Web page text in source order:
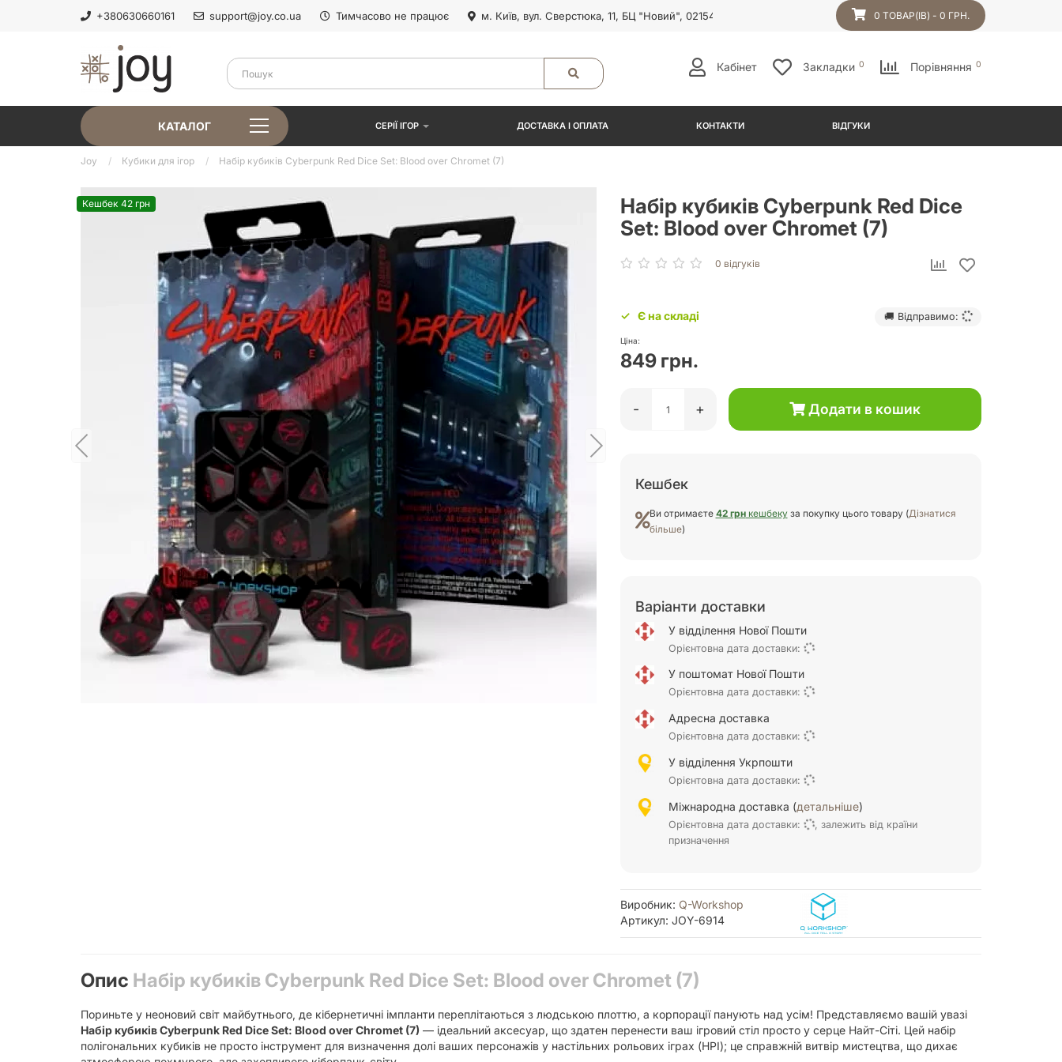
+380630660161 support@joy.co.ua Тимчасово не працює м. Київ, вул. Сверстюка, 11, БЦ "Новий", 02154 0 ТОВАР(ІВ) - 0 ГРН.
Кабінет Закладки 0 Порівняння 0
КАТАЛОГ СЕРІЇ ІГОР ДОСТАВКА І ОПЛАТА КОНТАКТИ ВІДГУКИ
Joy Кубики для ігор Набір кубиків Cyberpunk Red Dice Set: Blood over Chromet (7)
Кешбек 42 грн
Набір кубиків Cyberpunk Red Dice
Set: Blood over Chromet (7)
0 відгуків
Є на складі 🚚 Відправимо:
Ціна:
849 грн.
- + Додати в кошик
Кешбек
Ви отримаєте 42 грнкешбекуза покупку цього товару (Дізнатися
більше)
Варіанти доставки
У відділення Нової Пошти
Орієнтовна дата доставки:
У поштомат Нової Пошти
Орієнтовна дата доставки:
Адресна доставка
Орієнтовна дата доставки:
У відділення Укрпошти
Орієнтовна дата доставки:
Міжнародна доставка (детальніше)
Орієнтовна дата доставки:
, залежить від країни
призначення
Виробник: Q-Workshop
Артикул: JOY-6914
Опис Набір кубиків Cyberpunk Red Dice Set: Blood over Chromet (7)
Пориньте у неоновий світ майбутнього, де кібернетичні імпланти переплітаються з людською плоттю, а корпорації панують над усім! Представляємо вашій увазі
Набір кубиків Cyberpunk Red Dice Set: Blood over Chromet (7) — ідеальний аксесуар, що здатен перенести ваш ігровий стіл просто у серце Найт-Сіті. Цей набір
полігональних кубиків не просто інструмент для визначення долі ваших персонажів у настільних рольових іграх (НРІ); це справжній витвір мистецтва, що дихає